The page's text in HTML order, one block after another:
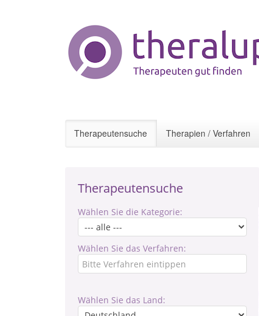
Therapeutensuche Therapien / Verfahren
Therapeutensuche
Wählen Sie die Kategorie:
Wählen Sie das Verfahren:
Wählen Sie das Land: